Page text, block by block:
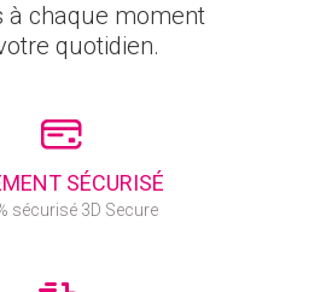
à chaque moment
quotidien.
SÉCURISÉ
sécurisé 3D Secure